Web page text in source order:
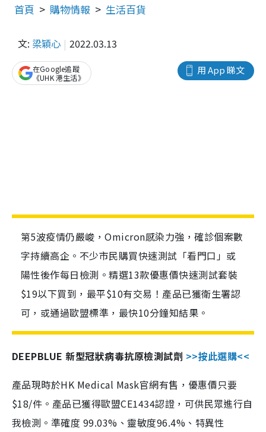
首頁 購物情報 生活百貨
文: 梁穎心 2022.03.13
用 App 睇文
在Google追蹤
《UHK 港生活》
第5波疫情仍嚴峻，Omicron感染力強，確診個案數
字持續高企。不少市民購買快速測試「看門口」或
陽性後作每日檢測。精選13款優惠價快速測試套裝
$19以下買到，最平$10有交易！產品已獲衛生署認
可，或通過歐盟標準，最快10分鐘知結果。
DEEPBLUE 新型冠狀病毒抗原檢測試劑 >>按此選購<<
產品現時於HK Medical Mask官網有售，優惠價只要
$18/件。產品已獲得歐盟CE1434認證，可供民眾進行自
我檢測。準確度 99.03%、靈敏度96.4%、特異性